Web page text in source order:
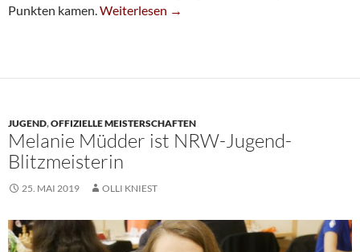
Punkten kamen.Fünfte Gewinnt SBBL-
Weiterlesen →
JUGEND,OFFIZIELLE MEISTERSCHAFTEN
Melanie Müdder ist NRW-Jugend-
Blitzmeisterin
25. MAI 2019 OLLI KNIEST